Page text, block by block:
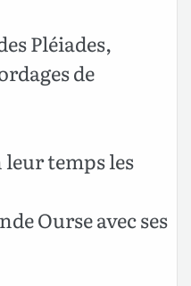
Pléiades,
de
temps les
Ourse avec ses